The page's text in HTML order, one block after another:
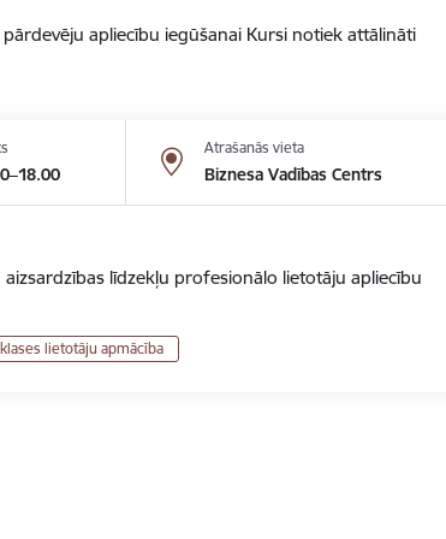
apliecību iegūšanai Kursi notiek attālināti
Atrašanās vieta
Biznesa Vadības Centrs
līdzekļu profesionālo lietotāju apliecību
lietotāju apmācība